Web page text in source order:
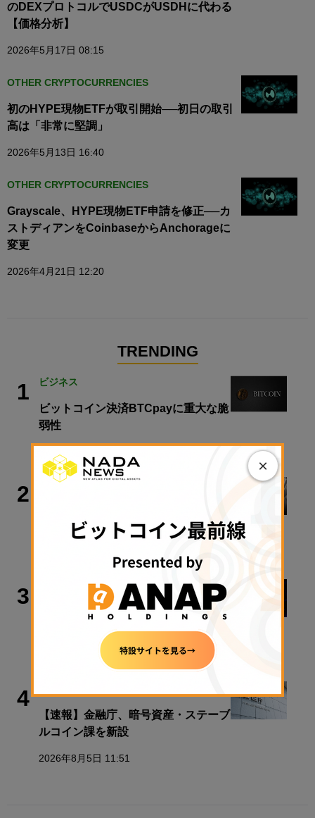
のDEXプロトコルでUSDCがUSDHに代わる
【価格分析】
2026年5月17日 08:15
OTHER CRYPTOCURRENCIES
初のHYPE現物ETFが取引開始──初日の取引
高は「非常に堅調」
2026年5月13日 16:40
OTHER CRYPTOCURRENCIES
Grayscale、HYPE現物ETF申請を修正──カ
ストディアンをCoinbaseからAnchorageに
変更
2026年4月21日 12:20
TRENDING
1 ビジネス
ビットコイン決済BTCpayに重大な脆
弱性
2026年8月8日 11:29
2 取材・コラム
わる、税金も変わる
2026年8月7日 14:15
3 STABLECOIN
Circle、ステーブルコイン決済プラッ
トフォームをローンチ
2026年4月9日 06:00
4
【速報】金融庁、暗号資産・ステーブ
ルコイン課を新設
2026年8月5日 11:51
×